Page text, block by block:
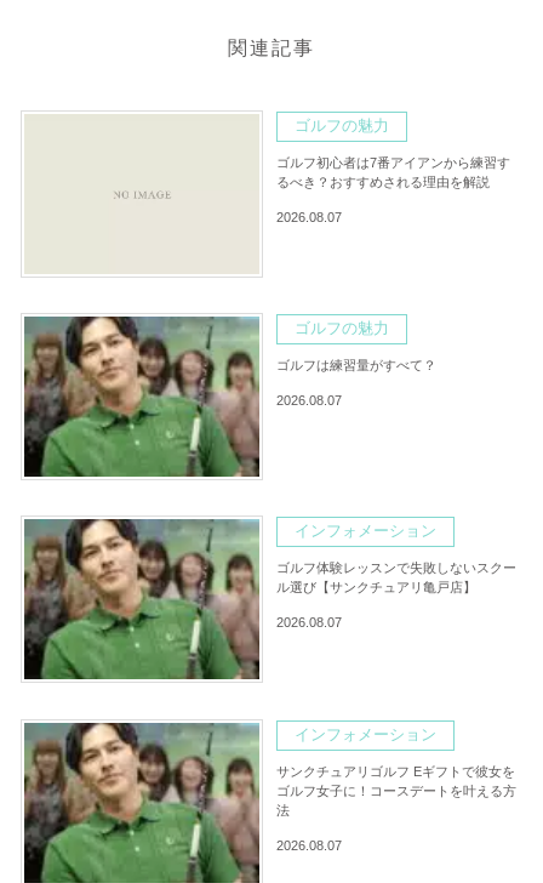
関連記事
ゴルフの魅力
ゴルフ初心者は7番アイアンから練習す
るべき？おすすめされる理由を解説
2026.08.07
ゴルフの魅力
ゴルフは練習量がすべて？
2026.08.07
インフォメーション
ゴルフ体験レッスンで失敗しないスクー
ル選び【サンクチュアリ亀戸店】
2026.08.07
インフォメーション
サンクチュアリゴルフ Eギフトで彼女を
ゴルフ女子に！コースデートを叶える方
法
2026.08.07